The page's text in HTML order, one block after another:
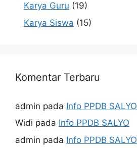
Karya Guru (19)
Karya Siswa (15)
Komentar Terbaru
admin pada Info PPDB SALYO
Widi pada Info PPDB SALYO
admin pada Info PPDB SALYO